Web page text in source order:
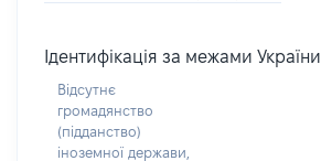
Ідентифікація за межами України
Відсутнє
громадянство
(підданство)
іноземної держави,